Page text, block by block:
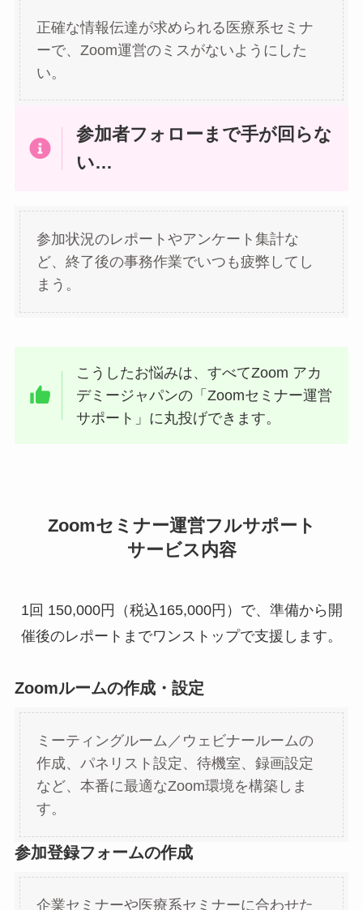
正確な情報伝達が求められる医療系セミナ
ーで、Zoom運営のミスがないようにした
い。
参加者フォローまで手が回らな
い…
参加状況のレポートやアンケート集計な
ど、終了後の事務作業でいつも疲弊してし
まう。
こうしたお悩みは、すべてZoom アカ
デミージャパンの「Zoomセミナー運営
サポート」に丸投げできます。
Zoomセミナー運営フルサポート
サービス内容
1回 150,000円（税込165,000円）で、準備から開
催後のレポートまでワンストップで支援します。
Zoomルームの作成・設定
ミーティングルーム／ウェビナールームの
作成、パネリスト設定、待機室、録画設定
など、本番に最適なZoom環境を構築しま
す。
参加登録フォームの作成
企業セミナーや医療系セミナーに合わせた